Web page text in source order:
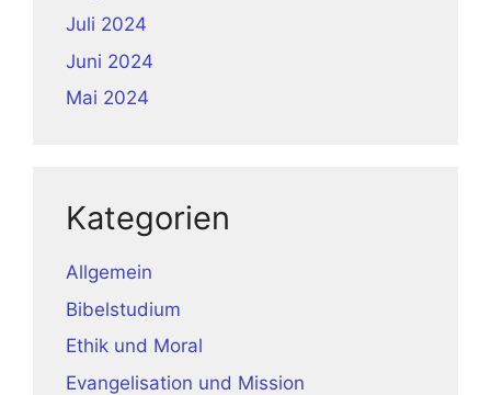
Juli 2024
Juni 2024
Mai 2024
Kategorien
Allgemein
Bibelstudium
Ethik und Moral
Evangelisation und Mission